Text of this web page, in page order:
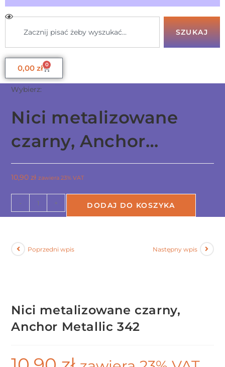
SZUKAJ
0,00 zł 0
Wybierz:
Nici metalizowane
czarny, Anchor…
10,90zł zawiera 23% VAT
- + DODAJ DO KOSZYKA
Poprzedni wpis Następny wpis
Nici metalizowane czarny,
Anchor Metallic 342